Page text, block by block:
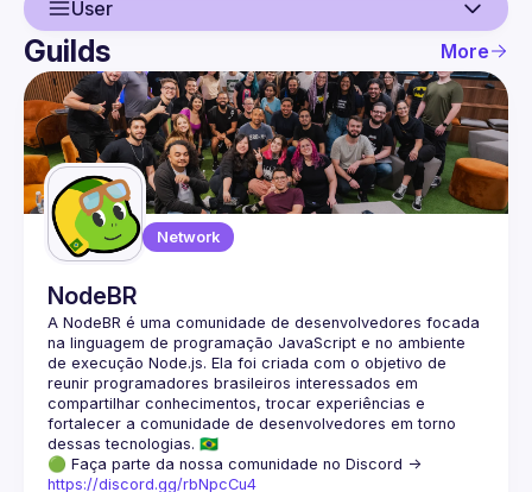
User
User
Events
Guilds
Guilds More
Network
NodeBR
A NodeBR é uma comunidade de desenvolvedores focada
na linguagem de programação JavaScript e no ambiente
de execução Node.js. Ela foi criada com o objetivo de
reunir programadores brasileiros interessados em
compartilhar conhecimentos, trocar experiências e
fortalecer a comunidade de desenvolvedores em torno
🟢 Faça parte da nossa comunidade no Discord ->
https://discord.gg/rbNpcCu4